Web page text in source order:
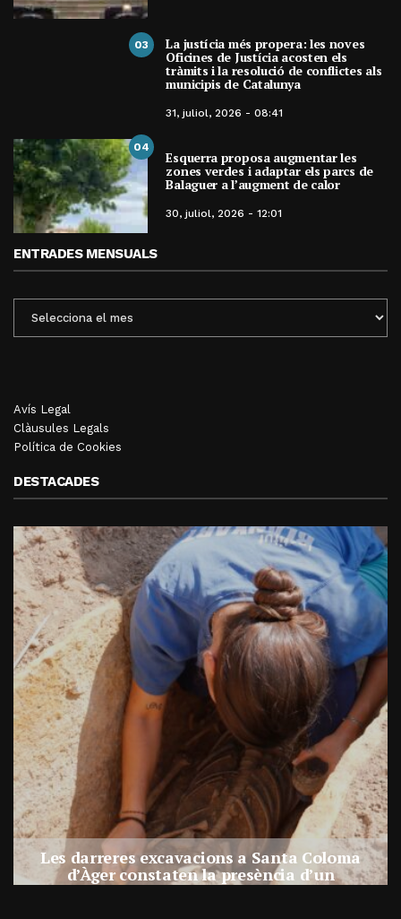
03 La justícia més propera: les noves
Oficines de Justícia acosten els
tràmits i la resolució de conflictes als
municipis de Catalunya
31, juliol, 2026 - 08:41
04
Esquerra proposa augmentar les
zones verdes i adaptar els parcs de
Balaguer a l’augment de calor
30, juliol, 2026 - 12:01
ENTRADES MENSUALS
MENSUALS
Avís Legal
Clàusules Legals
Política de Cookies
DESTACADES
Les darreres excavacions a Santa Coloma
d’Àger constaten la presència d’un
assentament al costat de la necròpolis